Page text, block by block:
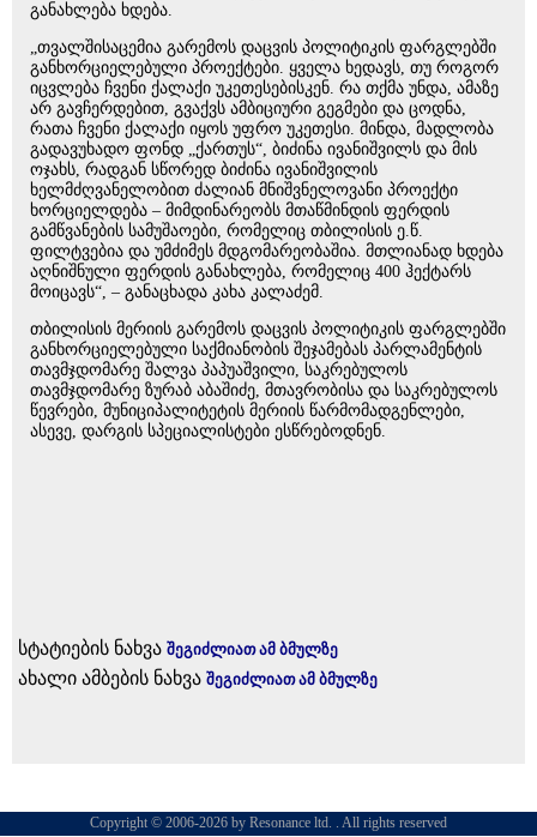
განახლება ხდება.
„თვალშისაცემია გარემოს დაცვის პოლიტიკის ფარგლებში
განხორციელებული პროექტები. ყველა ხედავს, თუ როგორ
იცვლება ჩვენი ქალაქი უკეთესებისკენ. რა თქმა უნდა, ამაზე
არ გავჩერდებით, გვაქვს ამბიციური გეგმები და ცოდნა,
რათა ჩვენი ქალაქი იყოს უფრო უკეთესი. მინდა, მადლობა
გადავუხადო ფონდ „ქართუს“, ბიძინა ივანიშვილს და მის
ოჯახს, რადგან სწორედ ბიძინა ივანიშვილის
ხელმძღვანელობით ძალიან მნიშვნელოვანი პროექტი
ხორციელდება – მიმდინარეობს მთაწმინდის ფერდის
გამწვანების სამუშაოები, რომელიც თბილისის ე.წ.
ფილტვებია და უმძიმეს მდგომარეობაშია. მთლიანად ხდება
აღნიშნული ფერდის განახლება, რომელიც 400 ჰექტარს
მოიცავს“, – განაცხადა კახა კალაძემ.
თბილისის მერიის გარემოს დაცვის პოლიტიკის ფარგლებში
განხორციელებული საქმიანობის შეჯამებას პარლამენტის
თავმჯდომარე შალვა პაპუაშვილი, საკრებულოს
თავმჯდომარე ზურაბ აბაშიძე, მთავრობისა და საკრებულოს
წევრები, მუნიციპალიტეტის მერიის წარმომადგენლები,
ასევე, დარგის სპეციალისტები ესწრებოდნენ.
სტატიების ნახვა შეგიძლიათ ამ ბმულზე
ახალი ამბების ნახვა შეგიძლიათ ამ ბმულზე
Copyright © 2006-2026 by Resonance ltd. . All rights reserved